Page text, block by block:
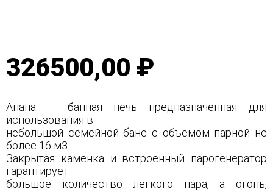
326500,00 ₽
Анапа — банная печь предназначенная для
использования в
небольшой семейной бане с объемом парной не
более 16 м3.
Закрытая каменка и встроенный парогенератор
гарантирует
большое количество легкого пара, а огонь,